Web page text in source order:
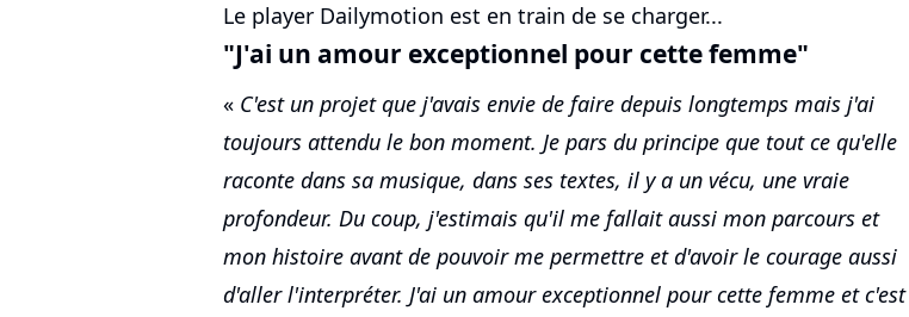
Le player Dailymotion est en train de se charger...
"J'ai un amour exceptionnel pour cette femme"
« C'est un projet que j'avais envie de faire depuis longtemps mais j'ai
toujours attendu le bon moment. Je pars du principe que tout ce qu'elle
raconte dans sa musique, dans ses textes, il y a un vécu, une vraie
profondeur. Du coup, j'estimais qu'il me fallait aussi mon parcours et
mon histoire avant de pouvoir me permettre et d'avoir le courage aussi
d'aller l'interpréter. J'ai un amour exceptionnel pour cette femme et c'est